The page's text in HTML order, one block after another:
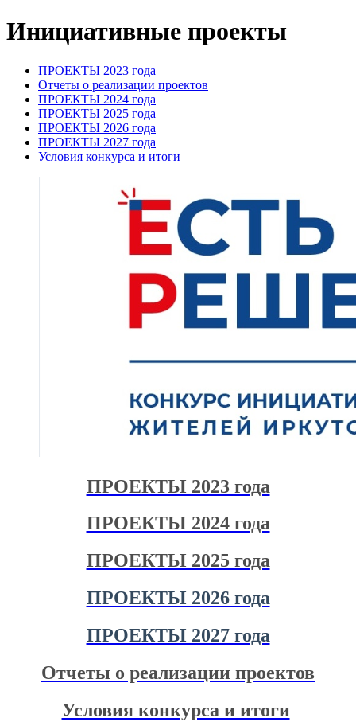
Инициативные проекты
ПРОЕКТЫ 2023 года
Отчеты о реализации проектов
ПРОЕКТЫ 2024 года
ПРОЕКТЫ 2025 года
ПРОЕКТЫ 2026 года
ПРОЕКТЫ 2027 года
Условия конкурса и итоги
ПРОЕКТЫ 2023 года
ПРОЕКТЫ 2024 года
ПРОЕКТЫ 2025 года
ПРОЕКТЫ 2026 года
ПРОЕКТЫ 2027 года
Отчеты о реализации проектов
Условия конкурса и итоги